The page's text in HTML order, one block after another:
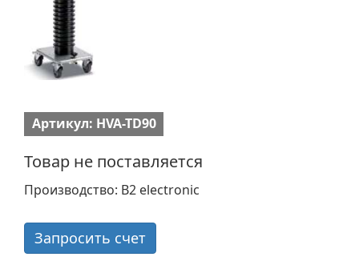
Артикул: HVA-TD90
Товар не поставляется
Производство: B2 electronic
Запросить счет